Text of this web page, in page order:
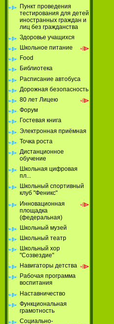
Пункт проведения
тестирования для детей
иностранных граждан и
лиц без гражданства
Здоровье учащихся
Школьное питание
Food
Библиотека
Расписание автобуса
Дорожная безопасность
80 лет Лицею
Форум
Гостевая книга
Электронная приёмная
Точка роста
Дистанционное
обучение
Школьная цифровая
пл...
Школьный спортивный
клуб "Феникс"
Инновационная
площадка
(федеральная)
Школьный музей
Школьный театр
Школьный хор
"Созвездие"
Навигаторы детства
Рабочая программа
воспитания
Наставничество
Функциональная
грамотность
Социально-